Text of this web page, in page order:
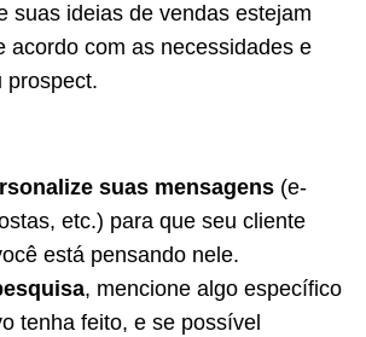
suas ideias de vendas estejam
acordo com as necessidades e
prospect.
suas mensagens (e-
etc.) para que seu cliente
está pensando nele.
, mencione algo específico
tenha feito, e se possível